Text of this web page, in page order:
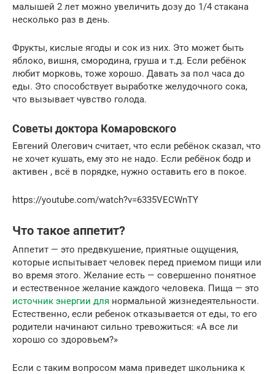
малышей 2 лет можно увеличить дозу до 1/4 стакана
несколько раз в день.
Фрукты, кислые ягоды и сок из них. Это может быть
яблоко, вишня, смородина, груша и т.д. Если ребёнок
любит морковь, тоже хорошо. Давать за пол часа до
еды. Это способствует выработке желудочного сока,
что вызывает чувство голода.
Советы доктора Комаровского
Евгений Олегович считает, что если ребёнок сказал, что
не хочет кушать, ему это не надо. Если ребёнок бодр и
активен , всё в порядке, нужно оставить его в покое.
https://youtube.com/watch?v=6335VECWnTY
Что такое аппетит?
Аппетит — это предвкушение, приятные ощущения,
которые испытывает человек перед приемом пищи или
во время этого. Желание есть — совершенно понятное
и естественное желание каждого человека. Пища — это
источник энергии для нормальной жизнедеятельности.
Естественно, если ребенок отказывается от еды, то его
родители начинают сильно тревожиться: «А все ли
хорошо со здоровьем?»
Если с таким вопросом мама приведет школьника к